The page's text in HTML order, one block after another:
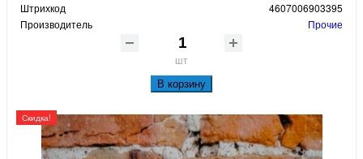
Штрихкод
4607006903395
Производитель
Прочие
шт
В корзину
Скидка!